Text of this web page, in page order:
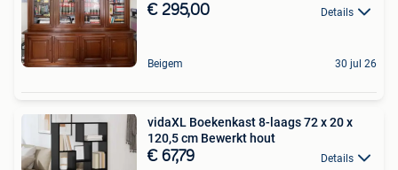
€ 295,00 Details
Beigem 30 jul 26
vidaXL Boekenkast 8-laags 72 x 20 x
120,5 cm Bewerkt hout
€ 67,79 Details